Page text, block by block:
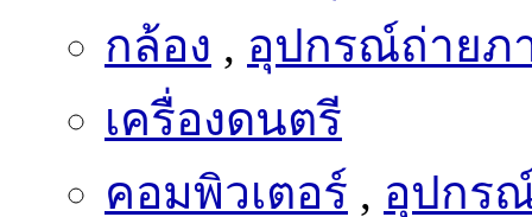
กล้อง , อุปกรณ์ถ่ายภ
เครื่องดนตรี
คอมพิวเตอร์ , อุปกร